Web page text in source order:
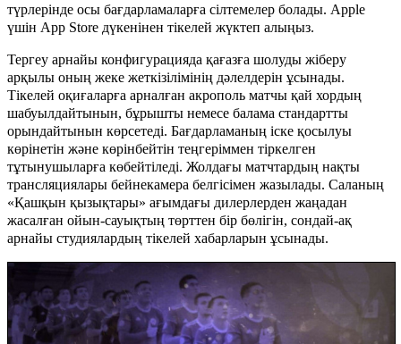
түрлерінде осы бағдарламаларға сілтемелер болады. Apple
үшін App Store дүкенінен тікелей жүктеп алыңыз.
Тергеу арнайы конфигурацияда қағазға шолуды жіберу
арқылы оның жеке жеткізілімінің дәлелдерін ұсынады.
Тікелей оқиғаларға арналған акрополь матчы қай хордың
шабуылдайтынын, бұрышты немесе балама стандартты
орындайтынын көрсетеді. Бағдарламаның іске қосылуы
көрінетін және көрінбейтін теңгеріммен тіркелген
тұтынушыларға көбейтіледі. Жолдағы матчтардың нақты
трансляциялары бейнекамера белгісімен жазылады. Саланың
«Қашқын қызықтары» ағымдағы дилерлерден жаңадан
жасалған ойын-сауықтың төрттен бір бөлігін, сондай-ақ
арнайы студиялардың тікелей хабарларын ұсынады.